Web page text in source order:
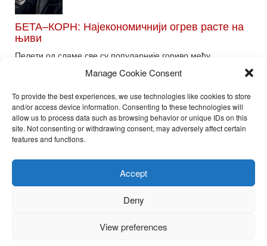
Manage Cookie Consent
To provide the best experiences, we use technologies like cookies to store
and/or access device information. Consenting to these technologies will
allow us to process data such as browsing behavior or unique IDs on this
site. Not consenting or withdrawing consent, may adversely affect certain
features and functions.
Accept
Deny
View preferences
БЕТА–КОРН: Најекономичнији огрев расте на
њиви
Пелети од сламе све су популарније гориво међу
потрошачима. Главне препреке већoj производњи овог ог...
Toggle
Nira Press d.o.o.
Sadržaj ovog sajta je zakonom zaštićena intelektualna svojina
kopiranje, objavljivanje celine ili delova bilo kog proizvoda NiraPress